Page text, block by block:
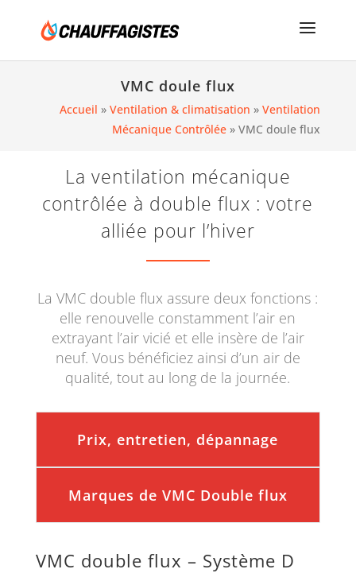
VMC doule flux
Accueil »Ventilation & climatisation »Ventilation
Mécanique Contrôlée »VMC doule flux
La ventilation mécanique
contrôlée à double flux : votre
alliée pour l’hiver
La VMC double flux assure deux fonctions :
elle renouvelle constamment l’air en
extrayant l’air vicié et elle insère de l’air
neuf. Vous bénéficiez ainsi d’un air de
qualité, tout au long de la journée.
Prix, entretien, dépannage
Marques de VMC Double flux
VMC double flux – Système D